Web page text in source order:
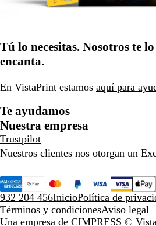
Tú lo necesitas. Nosotros te
encanta.
En VistaPrint estamos aquí para
Te ayudamos
Nuestra empresa
Trustpilot
Nuestros clientes nos otorgan un
932 204 456InicioPolítica de
Términos y condicionesAviso legal
Una empresa de CIMPRESS ©